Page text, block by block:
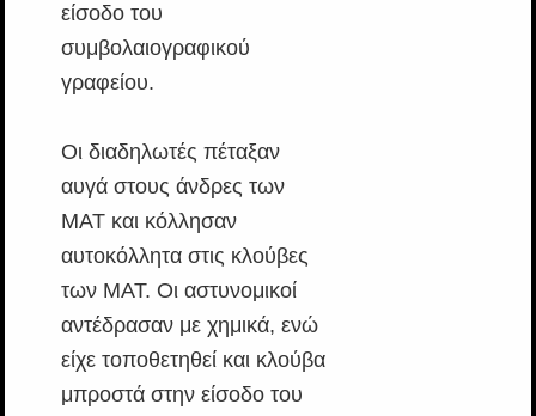
είσοδο του
συμβολαιογραφικού
γραφείου.
Οι διαδηλωτές πέταξαν
αυγά στους άνδρες των
ΜΑΤ και κόλλησαν
αυτοκόλλητα στις κλούβες
των ΜΑΤ. Οι αστυνομικοί
αντέδρασαν με χημικά, ενώ
είχε τοποθετηθεί και κλούβα
μπροστά στην είσοδο του